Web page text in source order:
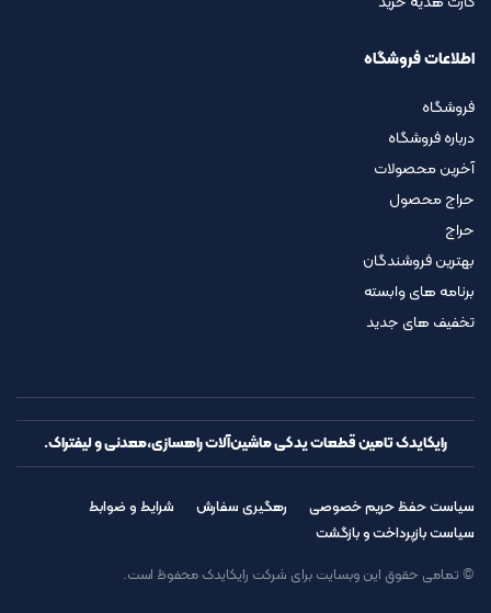
اطلاعات فروشگاه
فروشگاه
درباره فروشگاه
آخرین محصولات
حراج محصول
حراج
بهترین فروشندگان
برنامه های وابسته
تخفیف های جدید
رایکایدک تامین قطعات یدکی ماشین‌آلات راهسازی،معدنی و لیفتراک.
سیاست حفظ حریم خصوصی رهگیری سفارش
شرایط و ضوابط
سیاست بازپرداخت و بازگشت
© تمامی حقوق این وبسایت برای شرکت رایکایدک محفوظ است.